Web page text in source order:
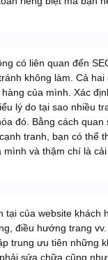
có liên quan đến
không làm. Cả hai
của mình. Xác
lý do tại sao nhiều
đó. Bằng cách quan
tranh, bạn có thể
mình và thậm chí là
tại của website khách
điều hướng trang
trung ưu tiên những
sửa chữa cũng